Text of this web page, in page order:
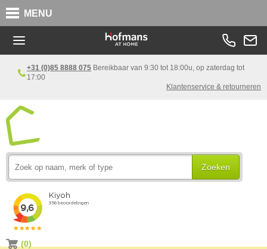
MENU
+31 (0)85 8888 075 Bereikbaar van 9:30 tot 18:00u, op zaterdag tot
17:00
Klantenservice & retourneren
Zoeken
(0)